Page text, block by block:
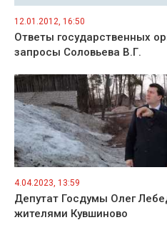
12.01.2012, 16:50
Ответы государственных
запросы Соловьева В.Г.
4.04.2023, 13:59
Депутат Госдумы Олег
жителями Кувшиново